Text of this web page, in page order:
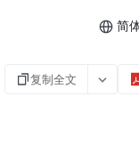
简
复制全文